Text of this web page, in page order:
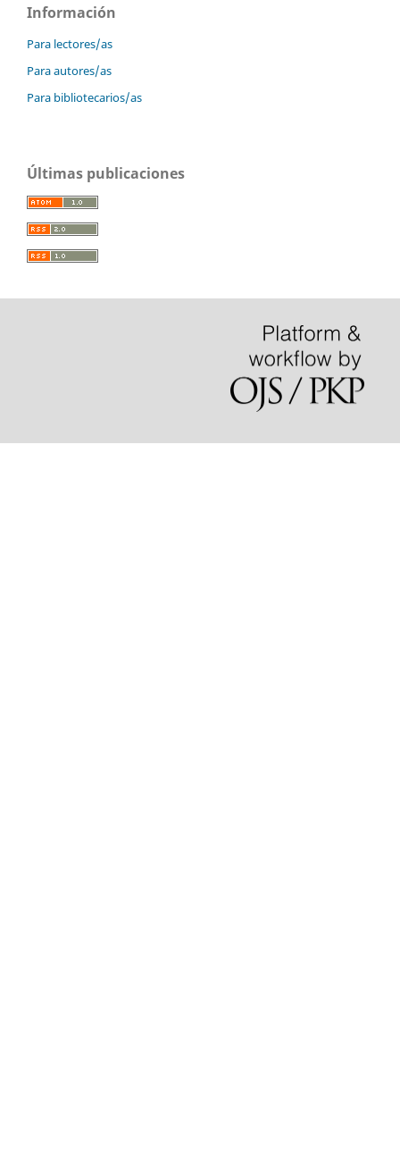
Información
Para lectores/as
Para autores/as
Para bibliotecarios/as
Últimas publicaciones